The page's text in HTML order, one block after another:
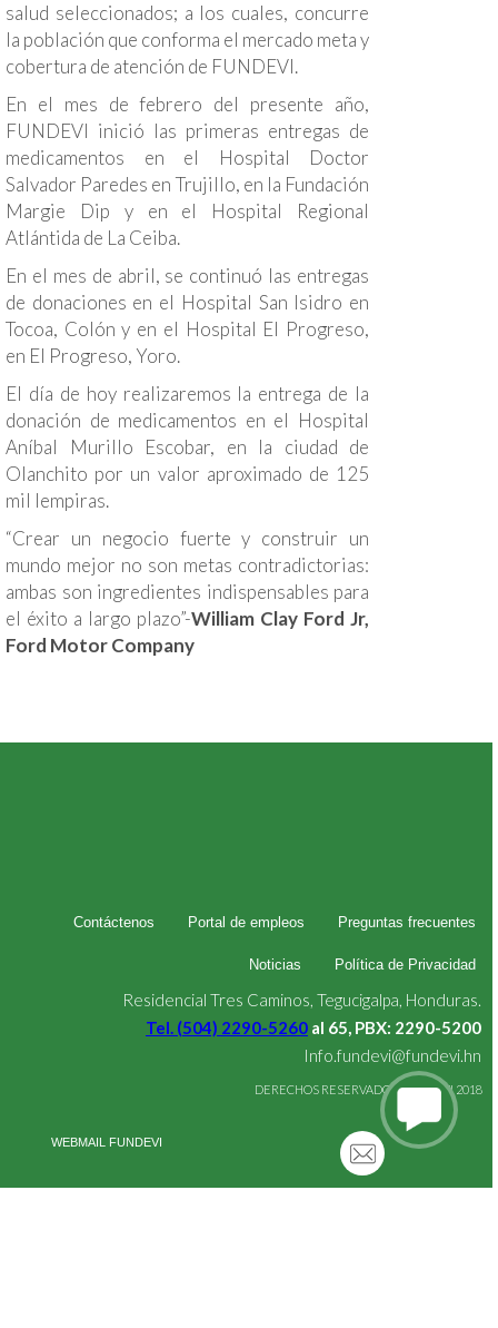
salud seleccionados; a los cuales, concurre
la población que conforma el mercado meta y
cobertura de atención de FUNDEVI.
En el mes de febrero del presente año,
FUNDEVI inició las primeras entregas de
medicamentos en el Hospital Doctor
Salvador Paredes en Trujillo, en la Fundación
Margie Dip y en el Hospital Regional
Atlántida de La Ceiba.
En el mes de abril, se continuó las entregas
de donaciones en el Hospital San Isidro en
Tocoa, Colón y en el Hospital El Progreso,
en El Progreso, Yoro.
El día de hoy realizaremos la entrega de la
donación de medicamentos en el Hospital
Aníbal Murillo Escobar, en la ciudad de
Olanchito por un valor aproximado de 125
mil lempiras.
“Crear un negocio fuerte y construir un
mundo mejor no son metas contradictorias:
ambas son ingredientes indispensables para
el éxito a largo plazo”-William Clay Ford Jr,
Ford Motor Company
Contáctenos Portal de empleos Preguntas frecuentes
Noticias Política de Privacidad
Residencial Tres Caminos, Tegucigalpa, Honduras.
Tel. (504) 2290-5260 al 65, PBX: 2290-5200
Info.fundevi@fundevi.hn
DERECHOS RESERVADOS FUNDEVI 2018
WEBMAIL FUNDEVI